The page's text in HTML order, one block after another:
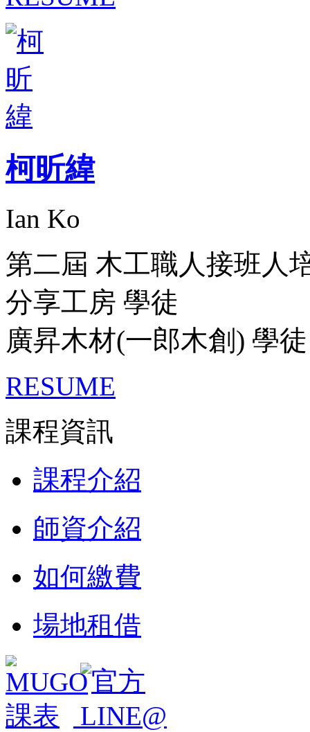
柯昕緯
Ian Ko
第二屆 木工職人接班人
分享工房 學徒
廣昇木材(一郎木創) 學徒
RESUME
課程資訊
課程介紹
師資介紹
如何繳費
場地租借